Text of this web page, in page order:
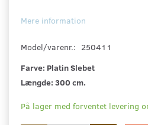
Mere information
Model/varenr.: 250411
Farve: Platin Slebet
Længde: 300 cm.
På lager med forventet levering